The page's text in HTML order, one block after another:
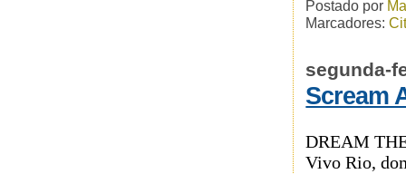
Postado por
Marcadores:
segunda-
Scream
DREAM
Vivo Rio,